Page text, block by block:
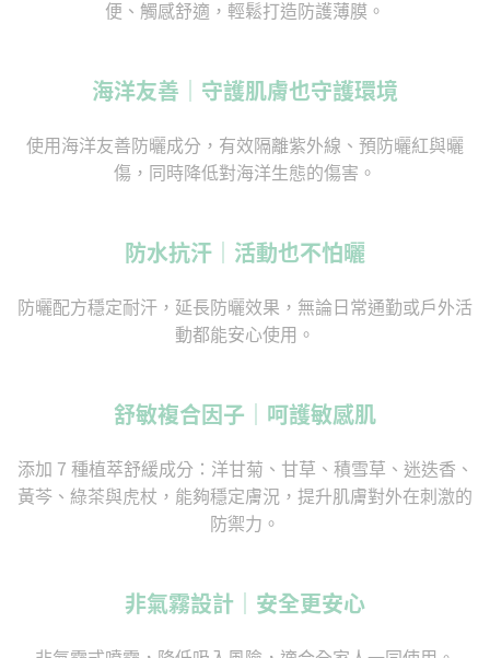
便、觸感舒適，輕鬆打造防護薄膜。
海洋友善｜守護肌膚也守護環境
使用海洋友善防曬成分，有效隔離紫外線、預防曬紅與曬
傷，同時降低對海洋生態的傷害。
防水抗汗｜活動也不怕曬
防曬配方穩定耐汗，延長防曬效果，無論日常通勤或戶外活
動都能安心使用。
舒敏複合因子｜呵護敏感肌
添加 7 種植萃舒緩成分：洋甘菊、甘草、積雪草、迷迭香、
黃芩、綠茶與虎杖，能夠穩定膚況，提升肌膚對外在刺激的
防禦力。
非氣霧設計｜安全更安心